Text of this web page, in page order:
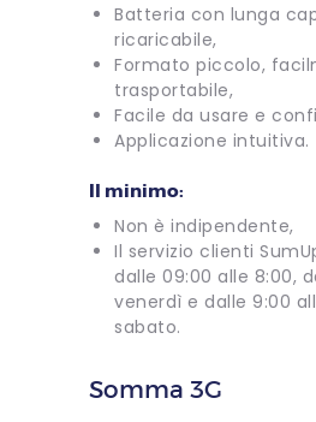
Batteria con lunga
ricaricabile,
Formato piccolo,
trasportabile,
Facile da usare e
Applicazione intuitiva.
Il minimo:
Non è indipendente,
Il servizio clienti
dalle 09:00 alle 8:00,
venerdì e dalle 9:00
sabato.
Somma 3G